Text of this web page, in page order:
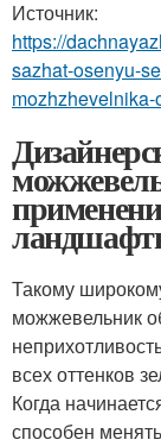
Источник:
https://
sazhat-osenyu-
mozhzhevelnika-
Такому
можжевельник
всех оттенков
Когда
способен